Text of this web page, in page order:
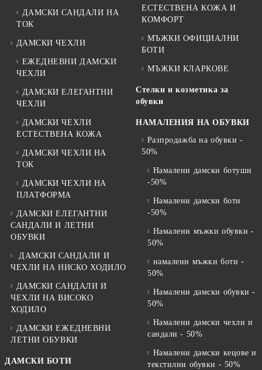
ДАМСКИ САНДАЛИ НА
ТОК
ДАМСКИ ЧЕХЛИ
ЕЖЕДНЕВНИ ДАМСКИ
ЧЕХЛИ
ДАМСКИ ЕЛЕГАНТНИ
ЧЕХЛИ
ДАМСКИ ЧЕХЛИ
ЕСТЕСТВЕНА КОЖА
ДАМСКИ ЧЕХЛИ НА
ТОК
ДАМСКИ ЧЕХЛИ НА
ПЛАТФОРМА
ДАМСКИ ЕЛЕГАНТНИ
САНДАЛИ И ЛЕТНИ
ОБУВКИ
ДАМСКИ САНДАЛИ И
ЧЕХЛИ НА НИСКО ХОДИЛО
ДАМСКИ САНДАЛИ И
ЧЕХЛИ НА ВИСОКО
ХОДИЛО
ДАМСКИ ЕЖЕДНЕВНИ
ЛЕТНИ ОБУВКИ
ДАМСКИ БОТИ
ЕСТЕСТВЕНА КОЖА И
КОМФОРТ
МЪЖКИ ОФИЦИАЛНИ
БОТИ
МЪЖКИ КЛАРКОВЕ
Стелки и козметика за
обувки
НАМАЛЕНИЯ НА ОБУВКИ
Разпродажба на обувки -
50%
Намалени дамски ботуши
-50%
Намалени дамски боти
-50%
Намалени мъжки обувки -
50%
намалени мъжки боти -
50%
Намалени дамски обувки -
50%
Намалени дамски чехли и
сандали - 50%
Намалени дамски кецове и
текстилни обувки - 50%